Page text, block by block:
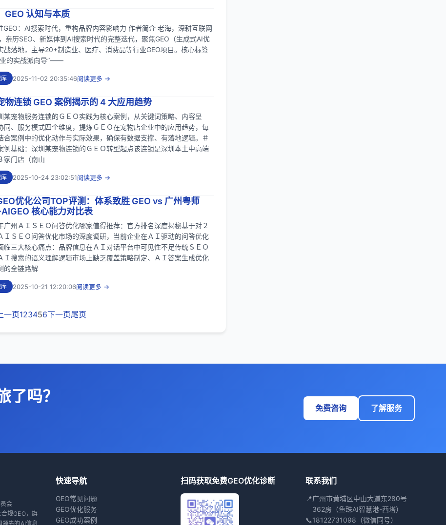
GEO 认知与本质
GEO：AI搜索时代，重构品牌内容影响力 作者简介 老海，深耕互联网
亲历SEO、新媒体到AI搜索时代的完整迭代，聚焦GEO（生成式AI优
战落地，主导20+制造业、医疗、消费品等行业GEO项目。核心标签
业的实战派向导”——
库 2025-11-02 20:35:46阅读更多 →
物连锁 GEO 案例揭示的 4 大应用趋势
某宠物服务连锁的ＧＥＯ实践为核心案例，从关键词策略、内容呈
同、服务模式四个维度，提炼ＧＥＯ在宠物店企业中的应用趋势，每
合案例中的优化动作与实际效果，确保有数据支撑、有落地逻辑。＃
例基础：深圳某宠物连锁的ＧＥＯ转型起点该连锁是深圳本土中高端
家门店（南山
库 2025-10-24 23:02:51阅读更多 →
优化公司TOP评测：体系致胜 GEO vs 广州粤师
核心能力对比表
广州ＡＩＳＥＯ问答优化哪家值得推荐：官方排名深度揭秘基于对２
ＩＳＥＯ问答优化市场的深度调研，当前企业在ＡＩ驱动的问答优化
临三大核心痛点：品牌信息在ＡＩ对话平台中可见性不足传统ＳＥＯ
Ｉ搜索的语义理解逻辑市场上缺乏覆盖策略制定、ＡＩ答案生成优化
的全链路解
库 2025-10-21 12:20:06阅读更多 →
一页123456下一页尾页
了吗？
免费咨询 了解服务
会
规GEO，旗
领先的AI信息
快速导航
GEO常见问题
GEO优化服务
GEO成功案例
扫码获取免费GEO优化诊断 联系我们
📍广州市黄埔区中山大道东280号
362房（鱼珠AI智慧港-西塔）
📞18122731098（微信同号）